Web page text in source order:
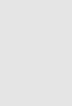
却扣了钱
都交给AI？